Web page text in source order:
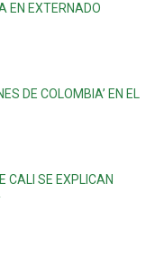
EN EXTERNADO
DE COLOMBIA’ EN EL
CALI SE EXPLICAN